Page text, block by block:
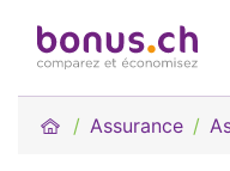
Assurance